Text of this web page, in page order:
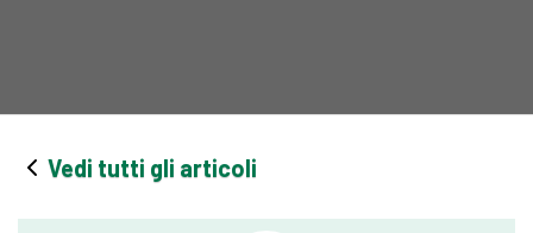
Vedi tutti gli articoli